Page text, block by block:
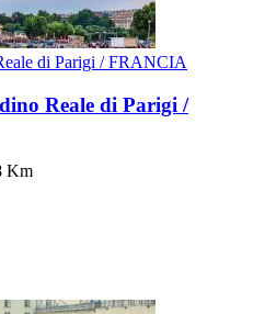
di Parigi / FRANCIA
Reale di Parigi /
Km